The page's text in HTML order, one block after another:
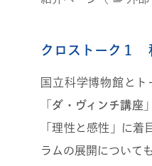
クロストーク１
国立科学博物館と
「ダ・ヴィンチ講座」
「理性と感性」に
ラムの展開について